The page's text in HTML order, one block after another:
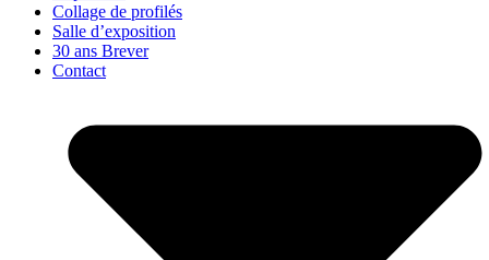
Collage de profilés
Salle d’exposition
30 ans Brever
Contact